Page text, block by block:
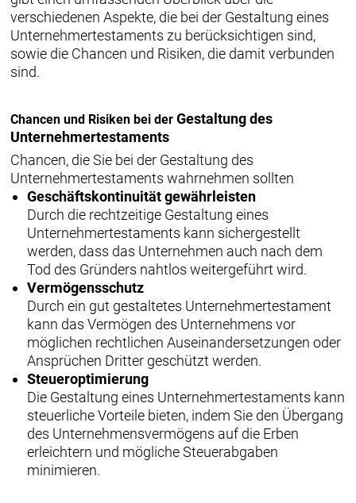
verschiedenen Aspekte, die bei der Gestaltung eines
Unternehmertestaments zu berücksichtigen sind,
sowie die Chancen und Risiken, die damit verbunden
sind.
Chancen und Risiken bei der Gestaltung des
Unternehmertestaments
Chancen, die Sie bei der Gestaltung des
Unternehmertestaments wahrnehmen sollten
Geschäftskontinuität gewährleisten
Durch die rechtzeitige Gestaltung eines
Unternehmertestaments kann sichergestellt
werden, dass das Unternehmen auch nach dem
Tod des Gründers nahtlos weitergeführt wird.
Vermögensschutz
Durch ein gut gestaltetes Unternehmertestament
kann das Vermögen des Unternehmens vor
möglichen rechtlichen Auseinandersetzungen oder
Ansprüchen Dritter geschützt werden.
Steueroptimierung
Die Gestaltung eines Unternehmertestaments kann
steuerliche Vorteile bieten, indem Sie den Übergang
des Unternehmensvermögens auf die Erben
erleichtern und mögliche Steuerabgaben
minimieren.